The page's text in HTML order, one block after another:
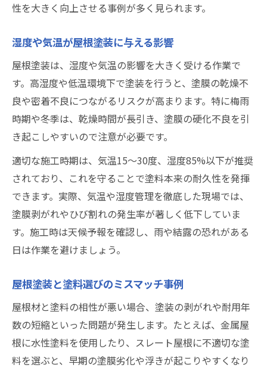
性を大きく向上させる事例が多く見られます。
湿度や気温が屋根塗装に与える影響
屋根塗装は、湿度や気温の影響を大きく受ける作業で
す。高湿度や低温環境下で塗装を行うと、塗膜の乾燥不
良や密着不良につながるリスクが高まります。特に梅雨
時期や冬季は、乾燥時間が長引き、塗膜の硬化不良を引
き起こしやすいので注意が必要です。
適切な施工時期は、気温15〜30度、湿度85%以下が推奨
されており、これを守ることで塗料本来の耐久性を発揮
できます。実際、気温や湿度管理を徹底した現場では、
塗膜剥がれやひび割れの発生率が著しく低下していま
す。施工時は天候予報を確認し、雨や結露の恐れがある
日は作業を避けましょう。
屋根塗装と塗料選びのミスマッチ事例
屋根材と塗料の相性が悪い場合、塗装の剥がれや耐用年
数の短縮といった問題が発生します。たとえば、金属屋
根に水性塗料を使用したり、スレート屋根に不適切な塗
料を選ぶと、早期の塗膜劣化や浮きが起こりやすくなり